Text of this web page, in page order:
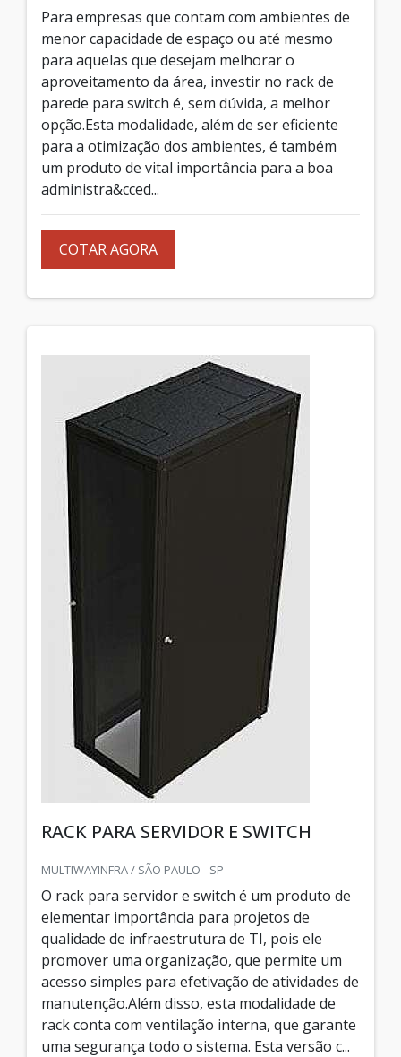
Para empresas que contam com ambientes de
menor capacidade de espaço ou até mesmo
para aquelas que desejam melhorar o
aproveitamento da área, investir no rack de
parede para switch é, sem dúvida, a melhor
opção.Esta modalidade, além de ser eficiente
para a otimização dos ambientes, é também
um produto de vital importância para a boa
administra&cced...
COTAR AGORA
RACK PARA SERVIDOR E SWITCH
MULTIWAYINFRA / SÃO PAULO - SP
O rack para servidor e switch é um produto de
elementar importância para projetos de
qualidade de infraestrutura de TI, pois ele
promover uma organização, que permite um
acesso simples para efetivação de atividades de
manutenção.Além disso, esta modalidade de
rack conta com ventilação interna, que garante
uma segurança todo o sistema. Esta versão c...